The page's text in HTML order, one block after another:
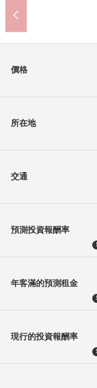
價格
所在地
交通
預測投資報酬率
!
年客滿的預測租金
!
現行的投資報酬率
!